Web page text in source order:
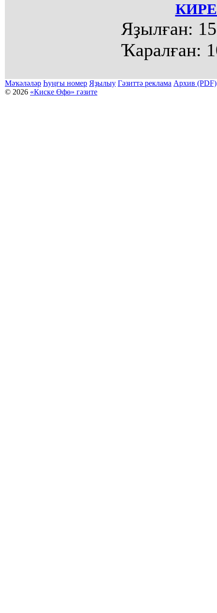
Яҙылған:
Ҡаралған:
Мәҡәләләр Һуңғы номер Яҙылыу Гәзиттә реклама Архив (PDF)
© 2026 «Киске Өфө» гәзите